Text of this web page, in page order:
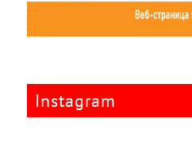
Instagram